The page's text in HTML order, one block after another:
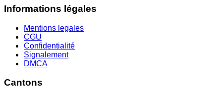
Informations légales
Mentions legales
CGU
Confidentialité
Signalement
DMCA
Cantons